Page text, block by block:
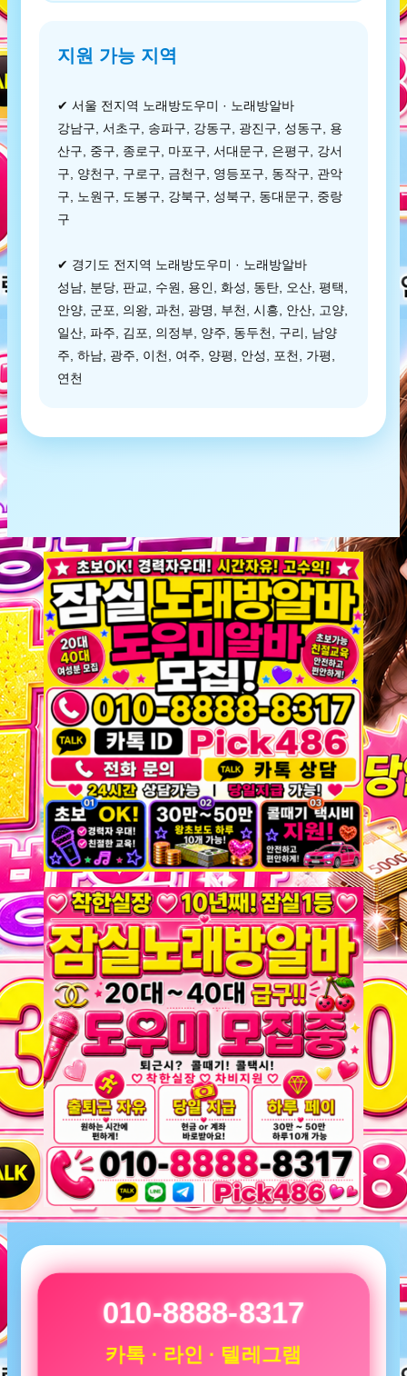
지원 가능 지역
✔ 서울 전지역 노래방도우미 · 노래방알바
강남구, 서초구, 송파구, 강동구, 광진구, 성동구, 용
산구, 중구, 종로구, 마포구, 서대문구, 은평구, 강서
구, 양천구, 구로구, 금천구, 영등포구, 동작구, 관악
구, 노원구, 도봉구, 강북구, 성북구, 동대문구, 중랑
구
✔ 경기도 전지역 노래방도우미 · 노래방알바
성남, 분당, 판교, 수원, 용인, 화성, 동탄, 오산, 평택,
안양, 군포, 의왕, 과천, 광명, 부천, 시흥, 안산, 고양,
일산, 파주, 김포, 의정부, 양주, 동두천, 구리, 남양
주, 하남, 광주, 이천, 여주, 양평, 안성, 포천, 가평,
연천
010-8888-8317
카톡 · 라인 · 텔레그램